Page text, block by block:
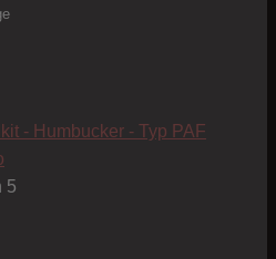
- Humbucker - Typ PAF
5